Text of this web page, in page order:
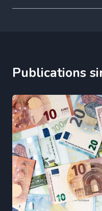
Publications